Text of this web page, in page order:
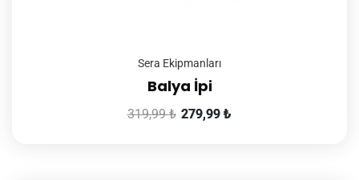
Sera Ekipmanları
Balya İpi
319,99₺ 279,99 ₺